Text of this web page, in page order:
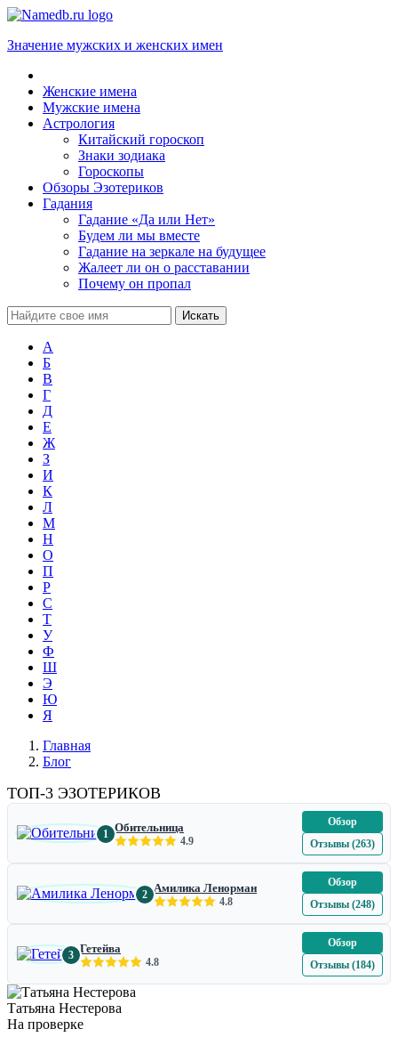
Значение мужских и женских имен
Женские имена
Мужские имена
Астрология
Китайский гороскоп
Знаки зодиака
Гороскопы
Обзоры Эзотериков
Гадания
Гадание «Да или Нет»
Будем ли мы вместе
Гадание на зеркале на будущее
Жалеет ли он о расставании
Почему он пропал
А
Б
В
Г
Д
Е
Ж
З
И
К
Л
М
Н
О
П
Р
С
Т
У
Ф
Ш
Э
Ю
Я
Главная
Блог
ТОП-3 ЭЗОТЕРИКОВ
1 Обительница
4.9
Обзор
Отзывы (263)
2 Амилика Ленорман
4.8
Обзор
Отзывы (248)
3 Гетейва
4.8
Обзор
Отзывы (184)
Татьяна Нестерова
На проверке